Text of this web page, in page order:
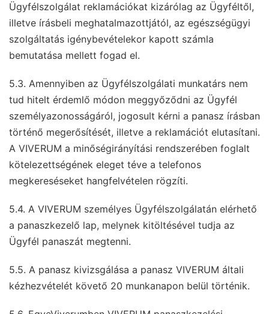
Ügyfélszolgálat reklamációkat kizárólag az Ügyféltől,
illetve írásbeli meghatalmazottjától, az egészségügyi
szolgáltatás igénybevételekor kapott számla
bemutatása mellett fogad el.
5.3. Amennyiben az Ügyfélszolgálati munkatárs nem
tud hitelt érdemlő módon meggyőződni az Ügyfél
személyazonosságáról, jogosult kérni a panasz írásban
történő megerősítését, illetve a reklamációt elutasítani.
A VIVERUM a minőségirányítási rendszerében foglalt
kötelezettségének eleget téve a telefonos
megkereséseket hangfelvételen rögzíti.
5.4. A VIVERUM személyes Ügyfélszolgálatán elérhető
a panaszkezelő lap, melynek kitöltésével tudja az
Ügyfél panaszát megtenni.
5.5. A panasz kivizsgálása a panasz VIVERUM általi
kézhezvételét követő 20 munkanapon belül történik.